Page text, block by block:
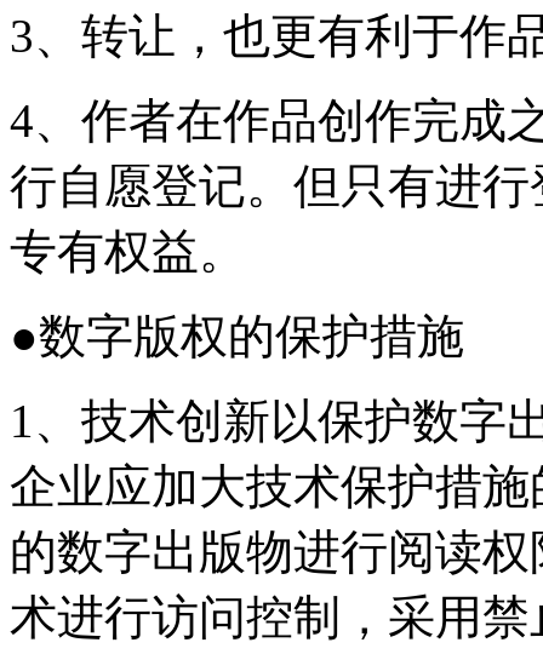
3、转让，也更有利于作
4、作者在作品创作完成
行自愿登记。但只有进
专有权益。
●数字版权的保护措施
1、技术创新以保护数字
企业应加大技术保护措
的数字出版物进行阅读
术进行访问控制，采用